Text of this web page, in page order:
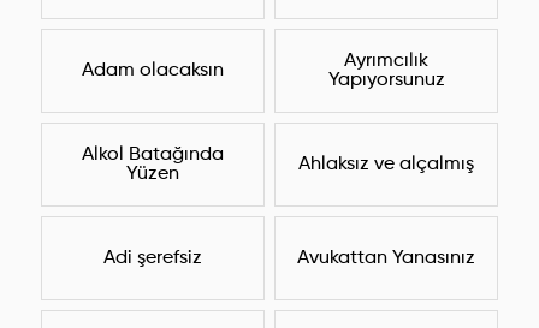
Adam olacaksın
Ayrımcılık
Yapıyorsunuz
Alkol Batağında
Yüzen
Ahlaksız ve alçalmış
Adi şerefsiz Avukattan Yanasınız